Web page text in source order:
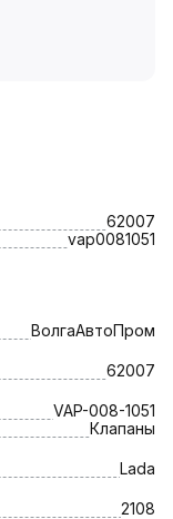
62007
vap0081051
ВолгаАвтоПром
62007
VAP-008-1051
Клапаны
Lada
2108